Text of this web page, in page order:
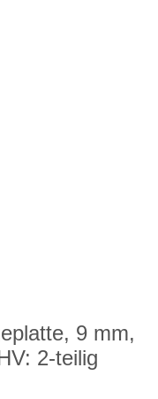
9 mm,
2-teilig